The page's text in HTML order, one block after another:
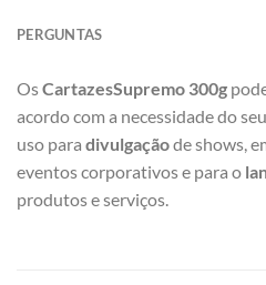
PERGUNTAS
OsCartazesSupremo 300g
acordo com a necessidade do
uso para divulgaçãode shows,
eventos corporativos e para o
produtos e serviços.